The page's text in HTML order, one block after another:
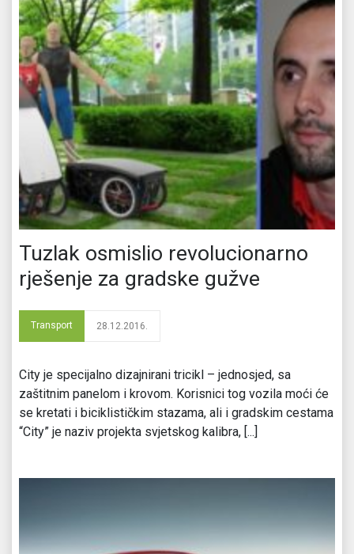
Tuzlak osmislio revolucionarno
rješenje za gradske gužve
Transport 28.12.2016.
City je specijalno dizajnirani tricikl – jednosjed, sa
zaštitnim panelom i krovom. Korisnici tog vozila moći će
se kretati i biciklističkim stazama, ali i gradskim cestama
“City” je naziv projekta svjetskog kalibra, [...]